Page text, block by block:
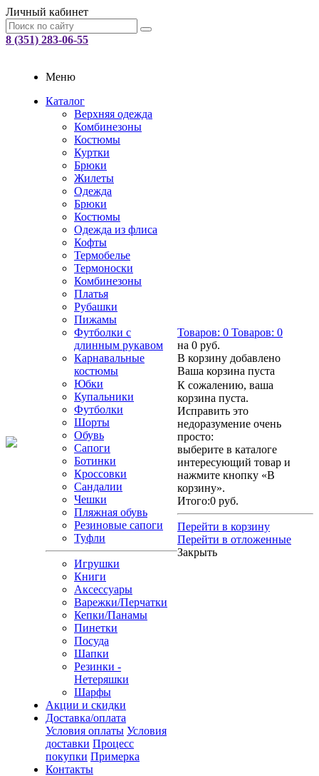
Личный кабинет
8 (351) 283-06-55
Меню
Каталог
Верхняя одежда
Комбинезоны
Костюмы
Куртки
Брюки
Жилеты
Одежда
Брюки
Костюмы
Одежда из флиса
Кофты
Термобелье
Термоноски
Комбинезоны
Платья
Рубашки
Пижамы
Футболки с
длинным рукавом
Карнавальные
костюмы
Юбки
Купальники
Футболки
Шорты
Обувь
Сапоги
Ботинки
Кроссовки
Сандалии
Чешки
Пляжная обувь
Резиновые сапоги
Туфли
Игрушки
Книги
Аксессуары
Варежки/Перчатки
Кепки/Панамы
Пинетки
Посуда
Шапки
Резинки -
Нетеряшки
Шарфы
Акции и скидки
Доставка/оплата
Условия оплаты Условия
доставки Процесс
покупки Примерка
Контакты
Товаров: 0 Товаров: 0
на 0 руб.
В корзину добавлено
Ваша корзина пуста
К сожалению, ваша
корзина пуста.
Исправить это
недоразумение очень
просто:
выберите в каталоге
интересующий товар и
нажмите кнопку «В
корзину».
Итого:0 руб.
Перейти в корзину
Перейти в отложенные
Закрыть